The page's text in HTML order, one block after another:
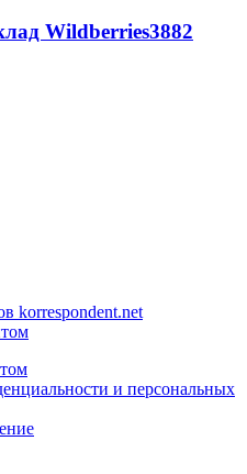
Wildberries3882
korrespondent.net
и персональных